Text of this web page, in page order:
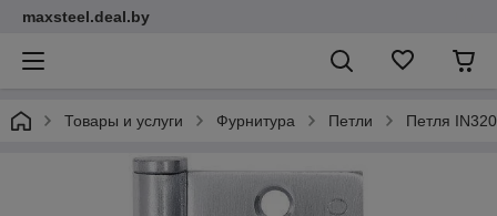
maxsteel.deal.by
Товары и услуги Фурнитура Петли Петля